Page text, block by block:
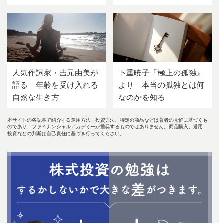
人気作詞家・吉元由美が
語る 年齢を受け入れる
自然な生き方
下重暁子『極上の孤独』
より 本当の孤独とは何
なのかを知る
本サイトの各記事で紹介する運用方法、投資方法、特定の商品などは著者の見解に基づくも
のであり、ファイナンシャルアカデミーが推奨するものではありません。商品購入、運用、
投資などの判断は自己責任に基づき行ってください。